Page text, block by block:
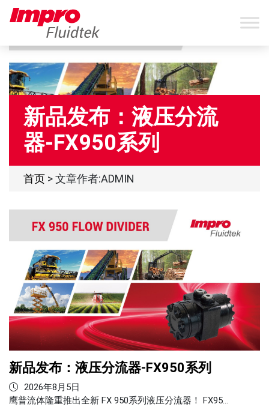
新品发布：液压分流
器-FX950系列
首页 >文章作者:ADMIN
新品发布：液压分流器-FX950系列
2026年8月5日
鹰普流体隆重推出全新 FX 950系列液压分流器！ FX95…